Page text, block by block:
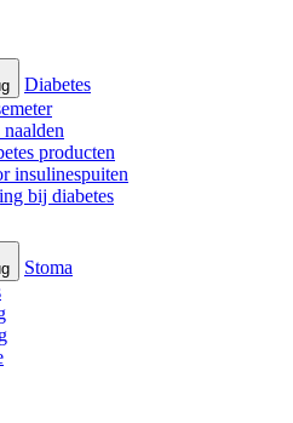
Diabetes
naalden
producten
insulinespuiten
bij diabetes
Stoma